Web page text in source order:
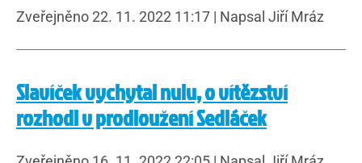
Zveřejněno 22. 11. 2022 11:17 | Napsal Jiří Mráz
Slavíček vychytal nulu, o vítězství
rozhodl v prodloužení Sedláček